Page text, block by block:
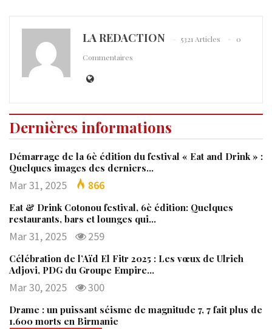
LA REDACTION 5321 Articles
0
Commentaires
Dernières informations
Démarrage de la 6è édition du festival « Eat and Drink » :
Quelques images des derniers…
Mar 31, 2025 866
Eat & Drink Cotonou festival, 6è édition: Quelques
restaurants, bars et lounges qui…
Mar 31, 2025 259
Célébration de l’Aïd El Fitr 2025 : Les vœux de Ulrich
Adjovi, PDG du Groupe Empire…
Mar 30, 2025 300
Drame : un puissant séisme de magnitude 7, 7 fait plus de
1.600 morts en Birmanie